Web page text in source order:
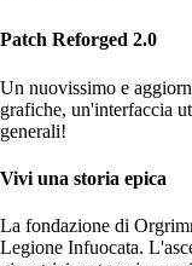
Patch Reforged 2.0
Un nuovissimo e
grafiche, un'interfaccia
generali!
Vivi una storia epica
La fondazione di
Legione Infuocata.